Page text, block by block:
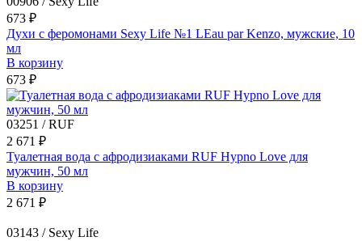
673 ₽
Духи с феромонами Sexy Life №1 LEau par Kenzo, мужские, 10
мл
В корзину
673 ₽
03251 / RUF
2 671 ₽
Туалетная вода с афродизиаками RUF Hypno Love для
мужчин, 50 мл
В корзину
2 671 ₽
03143 / Sexy Life